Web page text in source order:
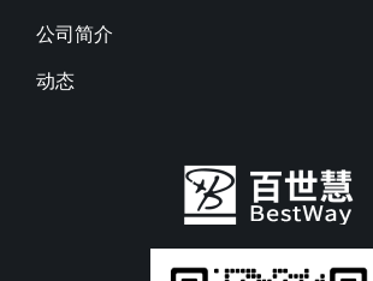
公司简介
动态